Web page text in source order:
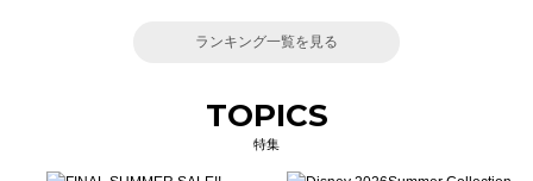
ランキング一覧を見る
TOPICS
特集